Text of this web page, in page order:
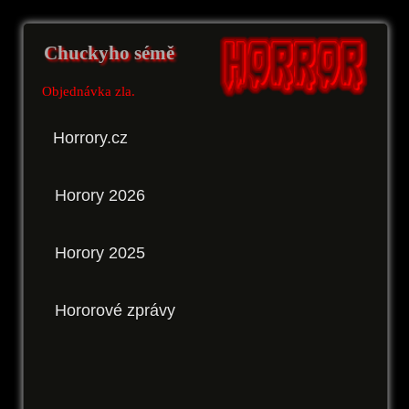
Chuckyho sémě
Objednávka zla.
Horrory.cz
Horory 2026
Horory 2025
Hororové zprávy